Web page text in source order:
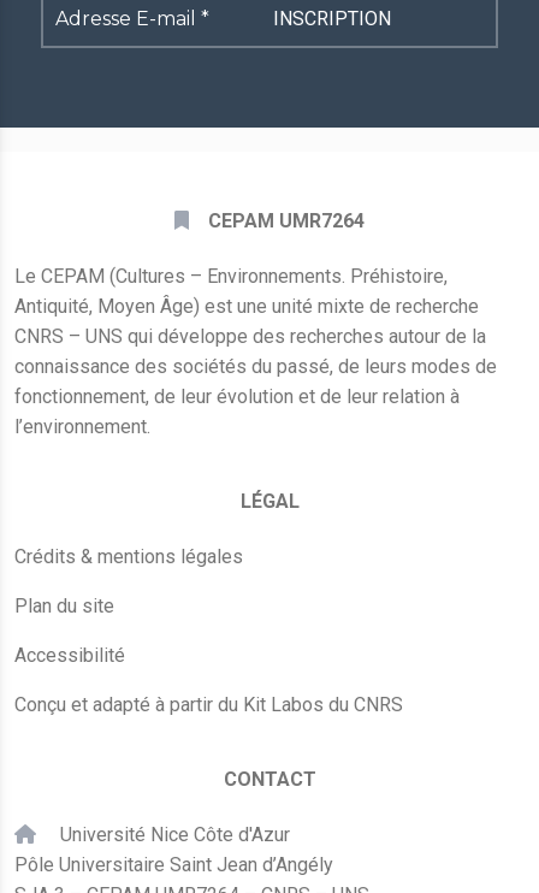
Adresse
E-
CEPAM UMR7264
Le CEPAM (Cultures – Environnements. Préhistoire,
Antiquité, Moyen Âge) est une unité mixte de recherche
CNRS – UNS qui développe des recherches autour de la
connaissance des sociétés du passé, de leurs modes de
fonctionnement, de leur évolution et de leur relation à
l’environnement.
LÉGAL
Crédits & mentions légales
Plan du site
Accessibilité
Conçu et adapté à partir du Kit Labos du CNRS
CONTACT
Université Nice Côte d'Azur
Pôle Universitaire Saint Jean d’Angély